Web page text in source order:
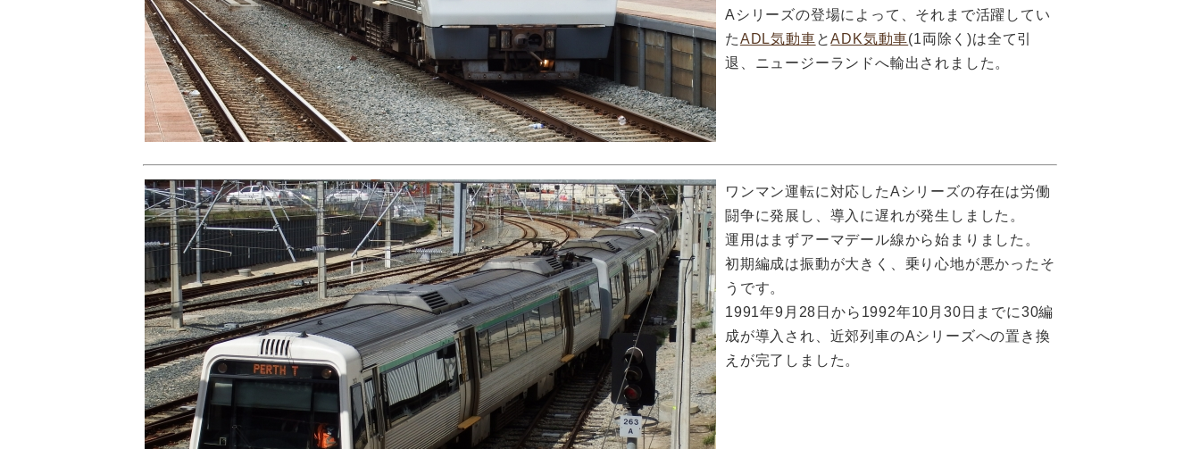
Aシリーズの登場によって、それまで活躍してい
たADL気動車とADK気動車(1両除く)は全て引
退、ニュージーランドへ輸出されました。
ワンマン運転に対応したAシリーズの存在は労働
闘争に発展し、導入に遅れが発生しました。
運用はまずアーマデール線から始まりました。
初期編成は振動が大きく、乗り心地が悪かったそ
うです。
1991年9月28日から1992年10月30日までに30編
成が導入され、近郊列車のAシリーズへの置き換
えが完了しました。